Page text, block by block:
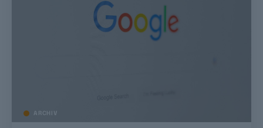
ARCHIV